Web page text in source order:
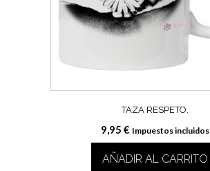
elegir
en
TAZA RESPETO.
9,95 € Impuestos incluidos
AÑADIR AL CARRITO